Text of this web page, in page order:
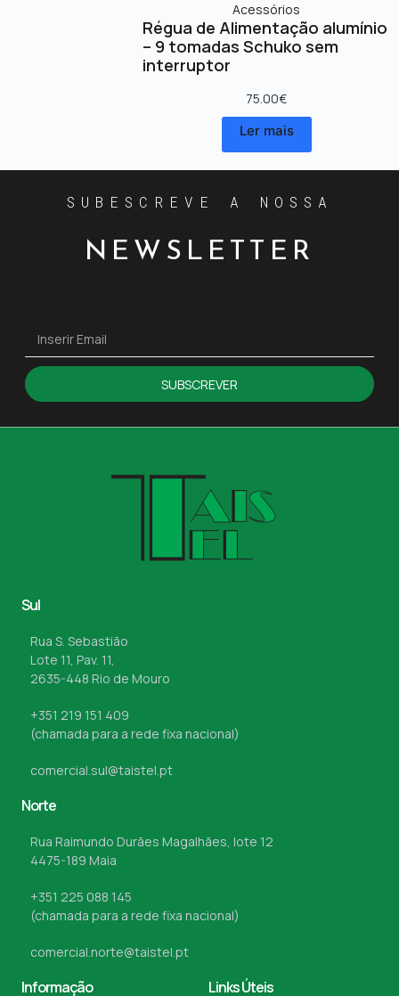
Acessórios
Régua de Alimentação alumínio
– 9 tomadas Schuko sem
interruptor
75.00€
Ler mais
SUBESCREVE A NOSSA
NEWSLETTER
SUBSCREVER
Sul
Rua S. Sebastião
Lote 11, Pav. 11,
2635-448 Rio de Mouro
+351 219 151 409
(chamada para a rede fixa nacional)
comercial.sul@taistel.pt
Norte
Rua Raimundo Durães Magalhães, lote 12
4475-189 Maia
+351 225 088 145
(chamada para a rede fixa nacional)
comercial.norte@taistel.pt
Informação Links Úteis